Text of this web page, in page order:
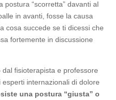
postura “scorretta” davanti al
in avanti, fosse la causa
cosa succede se ti dicessi che
fortemente in discussione
fisioterapista e professore
esperti internazionali di dolore
una postura “giusta” o